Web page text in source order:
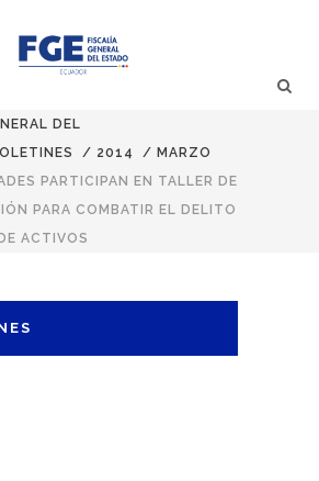
DEL
/ 2014 / MARZO
PARTICIPAN EN TALLER DE
PARA COMBATIR EL DELITO
ACTIVOS